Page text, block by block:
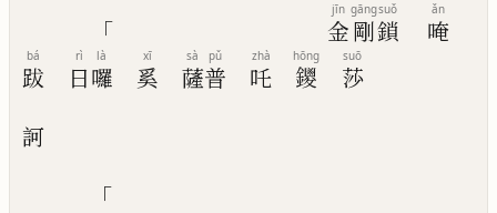
「 金
jīn
剛
gāng
鎖
suǒ
唵
ǎn
跋
bá
日
rì
囉
là
奚
xī
薩
sà
普
pǔ
吒
zhà
鑁
hōng
莎
suō
訶
「